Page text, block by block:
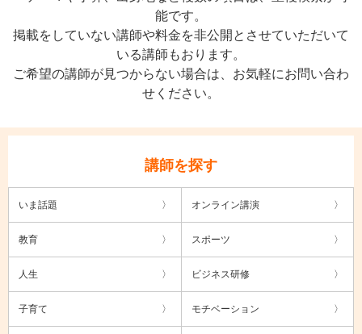
能です。
掲載をしていない講師や料金を非公開とさせていただいて
いる講師もおります。
ご希望の講師が見つからない場合は、お気軽にお問い合わ
せください。
講師を探す
いま話題 オンライン講演
教育 スポーツ
人生 ビジネス研修
子育て モチベーション